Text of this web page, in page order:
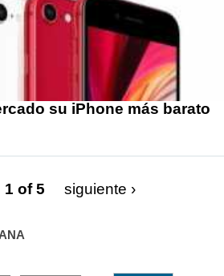
su iPhone más barato
1 of 5 siguiente ›